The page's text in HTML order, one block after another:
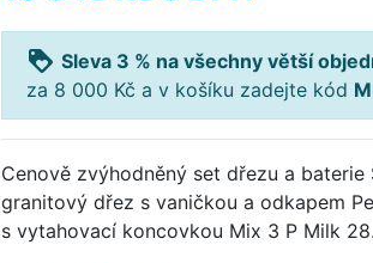
loyalty Sleva 3 % na všechny větší
za 8 000 Kč a v košíku zadejte kód
Cenově zvýhodněný set dřezu a baterie
granitový dřez s vaničkou a odkapem
s vytahovací koncovkou Mix 3 P Milk 28.